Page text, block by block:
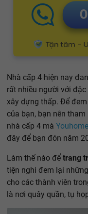
Nhà cấp 4 hiện nay
rất nhiều người với
xây dựng thấp. Để
của bạn, bạn nên
nhà cấp 4 mà
đây để bạn đón năm
Làm thế nào để trang
tiện nghi đem lại
cho các thành viên
là nơi quây quần, tụ